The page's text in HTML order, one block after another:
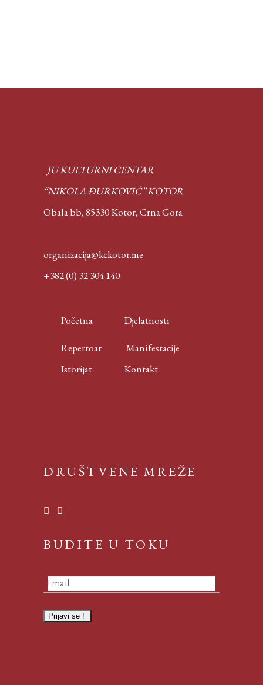
JU KULTURNI CENTAR
“NIKOLA ĐURKOVIĆ” KOTOR
Obala bb, 85330 Kotor,Crna Gora
organizacija@kckotor.me
+382 (0) 32 304 140
Početna Djelatnosti
Repertoar
Manifestacije
Istorijat
Kontakt
DRUŠTVENE MREŽE
BUDITE U TOKU